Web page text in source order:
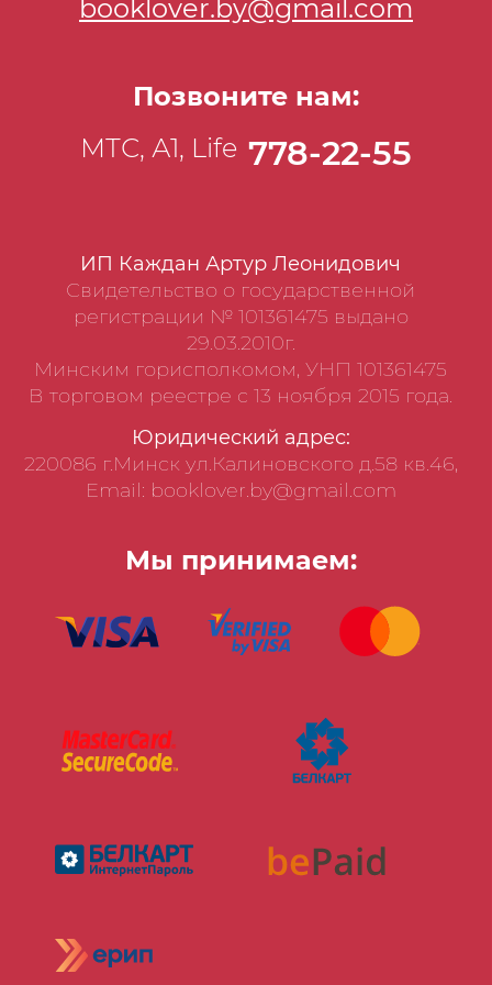
уцелеть смогла лишь та овца, что помнила
ИП Каждан Артур Леонидович
Свидетельство о государственной
регистрации № 101361475 выдано
29.03.2010г.
Минским горисполкомом, УНП 101361475
В торговом реестре с 13 ноября 2015 года.
Юридический адрес:
220086 г.Минск ул.Калиновского д.58 кв.46,
Email: booklover.by@gmail.com
Мы принимаем:
booklover.by@gmail.com
Позвоните нам:
МТС, А1, Life 778-22-55